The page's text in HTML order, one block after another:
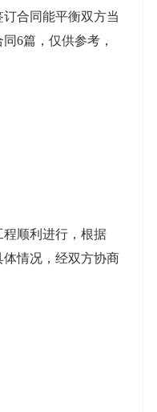
合同能平衡双方当
6篇，仅供参考，
顺利进行，根据
体情况，经双方协商